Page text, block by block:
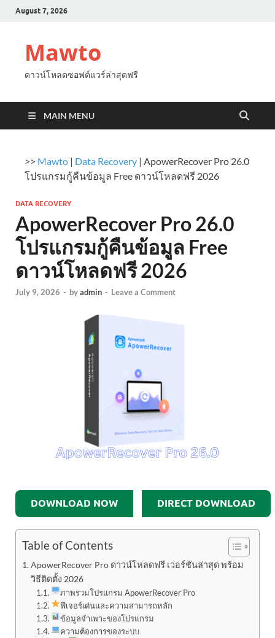
August 7, 2026
Mawto
ดาวน์โหลดซอฟต์แวร์ล่าสุดฟรี
MAIN MENU
>> Mawto | Data Recovery | ApowerRecover Pro 26.0
โปรแกรมกู้คืนข้อมูล Free ดาวน์โหลดฟรี 2026
DATA RECOVERY
ApowerRecover Pro 26.0
โปรแกรมกู้คืนข้อมูล Free
ดาวน์โหลดฟรี 2026
July 9, 2026 - byadmin - Leave a Comment
DOWNLOAD NOW DIRECT DOWNLOAD
Table of Contents
ApowerRecover Pro ดาวน์โหลดฟรี เวอร์ชันล่าสุด พร้อม
วิธีติดตั้ง 2026
ภาพรวมโปรแกรม ApowerRecover Pro
ฟีเจอร์เด่นและความสามารถหลัก
ข้อมูลจำเพาะของโปรแกรม
ความต้องการของระบบ